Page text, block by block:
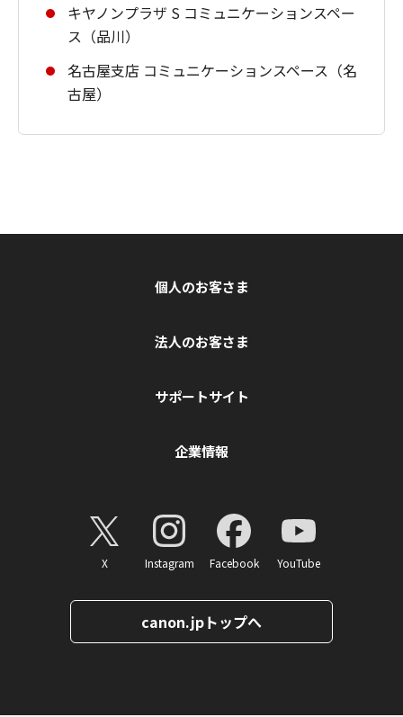
キヤノンプラザ S コミュニケーションスペー
ス（品川）
名古屋支店 コミュニケーションスペース（名
古屋）
個人のお客さま
法人のお客さま
サポートサイト
企業情報
X Instagram Facebook YouTube
canon.jpトップへ